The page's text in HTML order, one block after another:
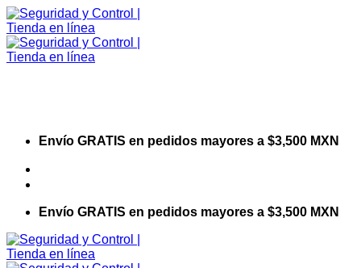
Saltar
al
contenido
Envío GRATIS en pedidos mayores a $3,500 MXN
Envío GRATIS en pedidos mayores a $3,500 MXN